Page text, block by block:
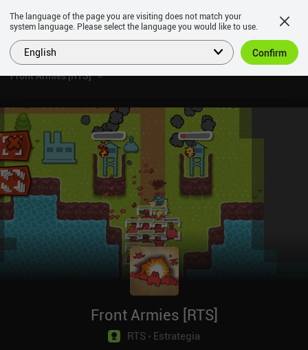
Front Armies [RTS]
Front Armies [RTS]
RTS Estrategia
The language of the page you are visiting does not match your
system language. Please select the language you would like to use.
English Confirm